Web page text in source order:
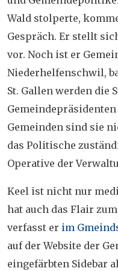
Wald stolperte,
Gespräch. Er stellt
vor. Noch ist er
Niederhelfenschwil,
St. Gallen werden die
Gemeinden sind sie
das Politische
Operative der
Keel ist nicht nur
hat auch das Flair
verfasst er im
auf der Website der
eingefärbten Sidebar